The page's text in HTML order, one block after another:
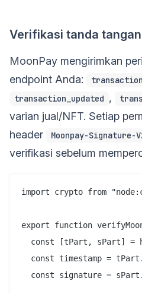
Verifikasi tanda
MoonPay mengirimkan
endpoint Anda:
transaction_updated ,
varian jual/NFT. Setiap
header
Moonpay-Signature-
verifikasi sebelum
import crypto from
export function
const [tPart, sPart] =
const timestamp =
const signature =